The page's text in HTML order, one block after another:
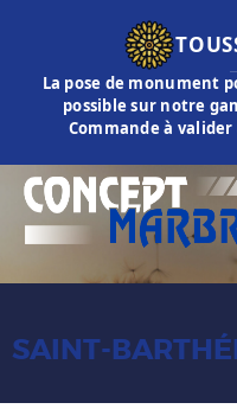
La pose de monument
possible sur notre
Commande à valider
SAINT-